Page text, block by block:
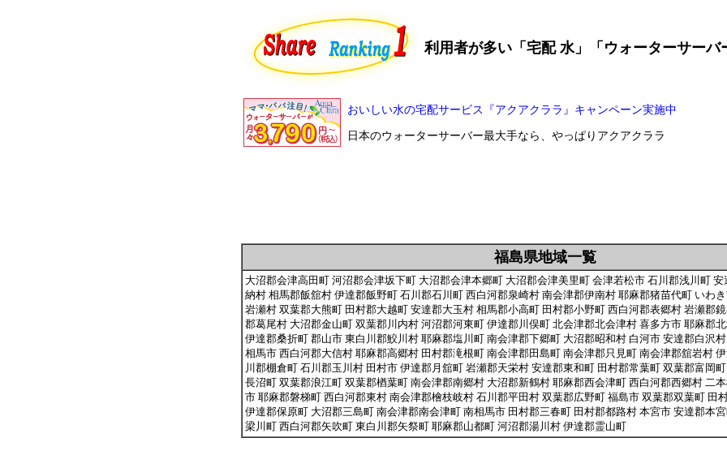
利用者が多い「宅配 水」「ウォーターサーバ
おいしい水の宅配サービス『アクアクララ』キャンペーン実施中
日本のウォーターサーバー最大手なら、やっぱりアクアクララ
福島県地域一覧
大沼郡会津高田町 河沼郡会津坂下町 大沼郡会津本郷町 大沼郡会津美里町 会津若松市 石川郡浅川町
納村 相馬郡飯舘村 伊達郡飯野町 石川郡石川町 西白河郡泉崎村 南会津郡伊南村 耶麻郡猪苗代町 いわ
岩瀬村 双葉郡大熊町 田村郡大越町 安達郡大玉村 相馬郡小高町 田村郡小野町 西白河郡表郷村 岩瀬郡
郡葛尾村 大沼郡金山町 双葉郡川内村 河沼郡河東町 伊達郡川俣町 北会津郡北会津村 喜多方市 耶麻郡
伊達郡桑折町 郡山市 東白川郡鮫川村 耶麻郡塩川町 南会津郡下郷町 大沼郡昭和村 白河市 安達郡白沢
相馬市 西白河郡大信村 耶麻郡高郷村 田村郡滝根町 南会津郡田島町 南会津郡只見町 南会津郡舘岩村
川郡棚倉町 石川郡玉川村 田村市 伊達郡月舘町 岩瀬郡天栄村 安達郡東和町 田村郡常葉町 双葉郡富岡
長沼町 双葉郡浪江町 双葉郡楢葉町 南会津郡南郷村 大沼郡新鶴村 耶麻郡西会津町 西白河郡西郷村 二
市 耶麻郡磐梯町 西白河郡東村 南会津郡檜枝岐村 石川郡平田村 双葉郡広野町 福島市 双葉郡双葉町 田
伊達郡保原町 大沼郡三島町 南会津郡南会津町 南相馬市 田村郡三春町 田村郡都路村 本宮市 安達郡本
梁川町 西白河郡矢吹町 東白川郡矢祭町 耶麻郡山都町 河沼郡湯川村 伊達郡霊山町